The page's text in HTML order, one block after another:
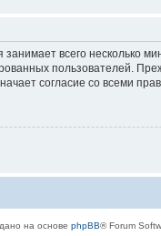
всего несколько
пользователей.
согласие со всеми
на основе phpBB® Forum